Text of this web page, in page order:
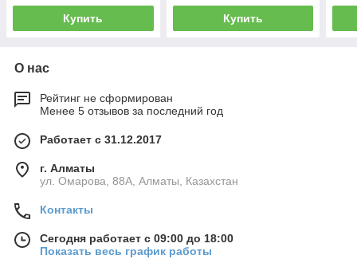
Купить Купить
О нас
Рейтинг не сформирован
Менее 5 отзывов за последний год
Работает с 31.12.2017
г. Алматы
ул. Омарова, 88А, Алматы, Казахстан
Контакты
Сегодня работает с 09:00 до 18:00
Показать весь график работы